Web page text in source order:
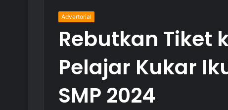
Advertorial
Rebutkan Tiket
Pelajar Kukar
SMP 2024